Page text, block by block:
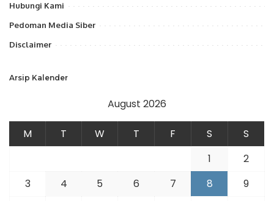
Hubungi Kami
Pedoman Media Siber
Disclaimer
Arsip Kalender
August 2026
M T W T F S
S
1
2
3
4 5 6 7 8
9